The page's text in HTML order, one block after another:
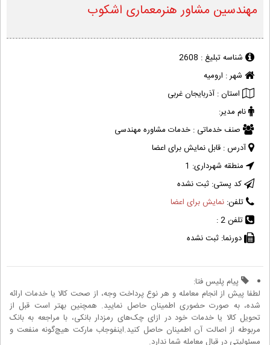
مهندسین مشاور هنرمعماری اشکوب
شناسه تبلیغ : 2608
شهر : ارومیه
استان : آذربایجان غربی
نام مدیر:
صنف خدماتی : خدمات مشاوره مهندسی
آدرس : قابل نمایش برای اعضا
منطقه شهرداری: 1
کد پستی: ثبت نشده
تلفن: نمایش برای اعضا
تلفن 2 :
دورنما: ثبت نشده
پیام پلیس فتا:
لطفا پیش از انجام معامله و هر نوع پرداخت وجه، از صحت کالا یا خدمات ارائه
شده، به صورت حضوری اطمینان حاصل نمایید. همچنین بهتر است قبل از
تحویل کالا یا خدمات خود در ازای چک‌های رمزدار بانکی، با مراجعه به بانک
مربوطه از اصالت آن اطمینان حاصل کنید.اینفوجاب مارکت هیچ‌گونه منفعت و
مسئولیتی در قبال معامله شما ندارد.